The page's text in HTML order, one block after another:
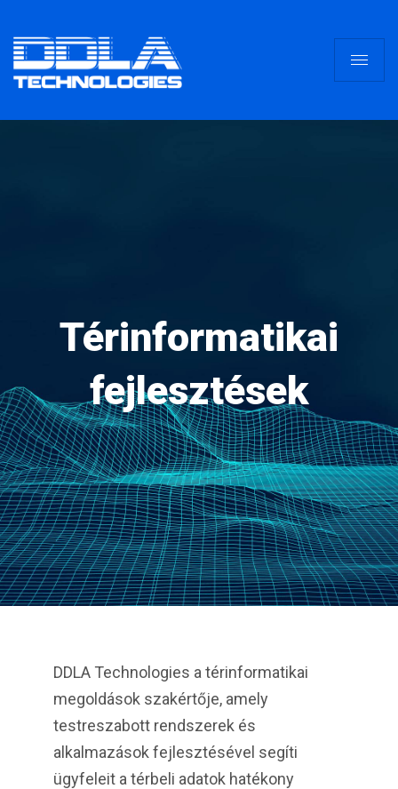
Térinformatikai
fejlesztések
DDLA Technologies a térinformatikai
megoldások szakértője, amely
testreszabott rendszerek és
alkalmazások fejlesztésével segíti
ügyfeleit a térbeli adatok hatékony